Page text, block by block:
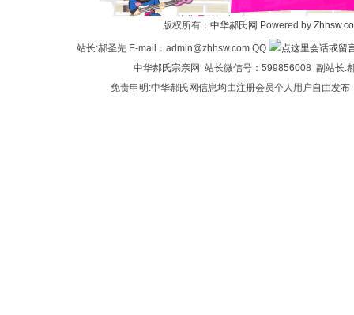
版权所有： 中华郝氏网 Powered by
站长:郝圣先 E-mail：admin@zhhsw.com QQ
中华郝氏宗亲网 站长微信号：599856008 副站长:
免责申明:中华郝氏网信息均由注册会员个人用户自由发